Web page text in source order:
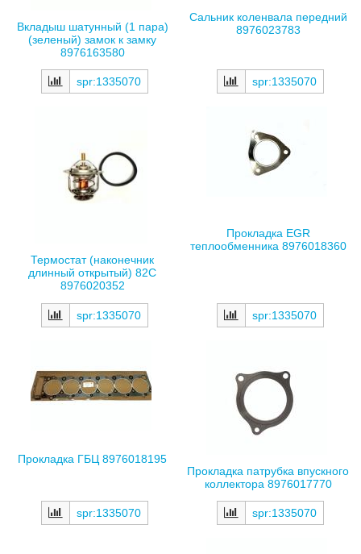
Вкладыш шатунный (1 пара)
(зеленый) замок к замку
8976163580
spr:1335070
Сальник коленвала передний
8976023783
spr:1335070
Термостат (наконечник
длинный открытый) 82С
8976020352
spr:1335070
Прокладка EGR
теплообменника 8976018360
spr:1335070
Прокладка ГБЦ 8976018195
spr:1335070
Прокладка патрубка впускного
коллектора 8976017770
spr:1335070